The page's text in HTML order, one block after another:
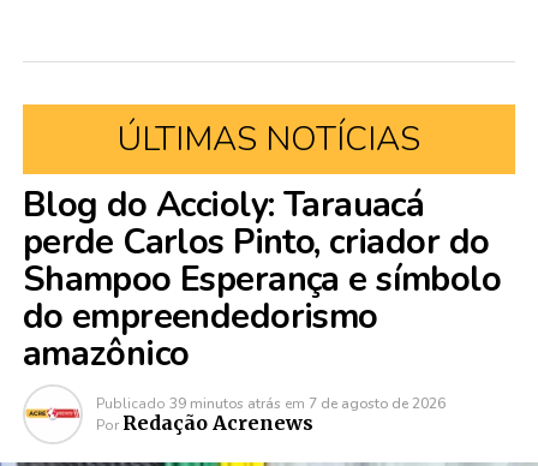
ÚLTIMAS NOTÍCIAS
Blog do Accioly: Tarauacá
perde Carlos Pinto, criador do
Shampoo Esperança e símbolo
do empreendedorismo
amazônico
Publicado 39 minutos atrás em 7 de agosto de 2026
Por Redação Acrenews